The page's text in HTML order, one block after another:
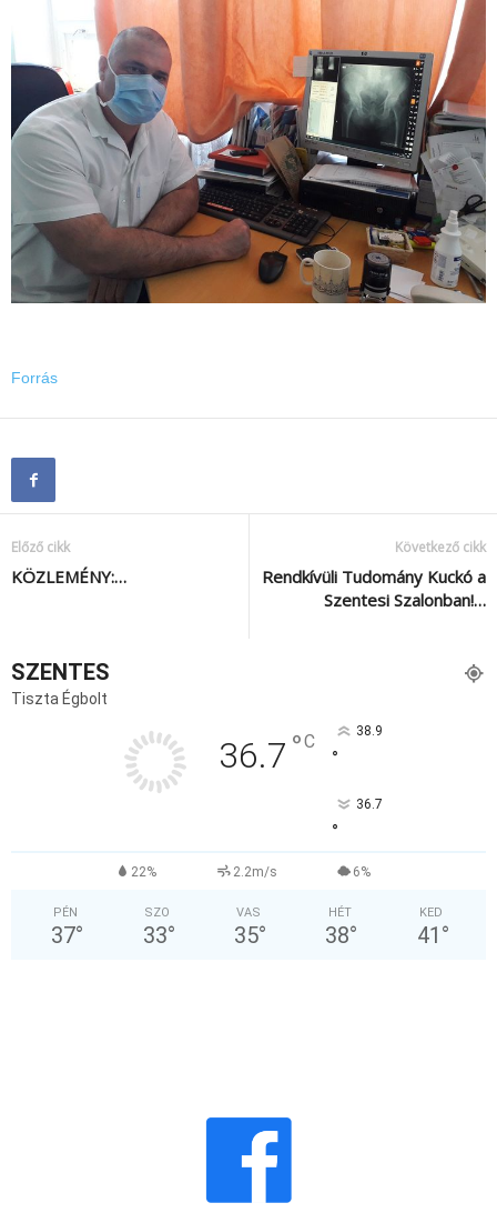
Forrás
Előző cikk
KÖZLEMÉNY:…
Következő cikk
Rendkívüli Tudomány Kuckó a
Szentesi Szalonban!…
SZENTES
Tiszta Égbolt
36.7 °C 38.9
°
36.7
°
22% 2.2m/s 6%
PÉN
37°
SZO
33°
VAS
35°
HÉT
38°
KED
41 °